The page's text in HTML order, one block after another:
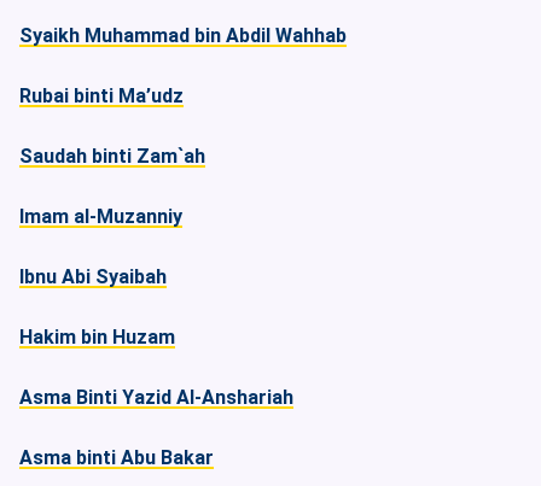
Syaikh Muhammad bin Abdil Wahhab
Rubai binti Ma’udz
Saudah binti Zam`ah
Imam al-Muzanniy
Ibnu Abi Syaibah
Hakim bin Huzam
Asma Binti Yazid Al-Anshariah
Asma binti Abu Bakar